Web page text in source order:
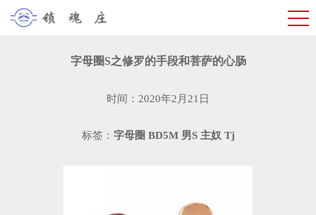
字母圈S之修罗的手段和菩萨的心肠
时间：2020年2月21日
标签： 字母圈 BD5M 男S 主奴 Tj